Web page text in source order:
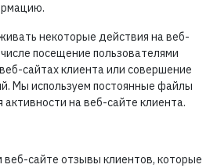
некоторые действия на веб-
посещение пользователями
сайтах клиента или совершение
Мы используем постоянные файлы
на веб-сайте клиента.
сайте отзывы клиентов, которые